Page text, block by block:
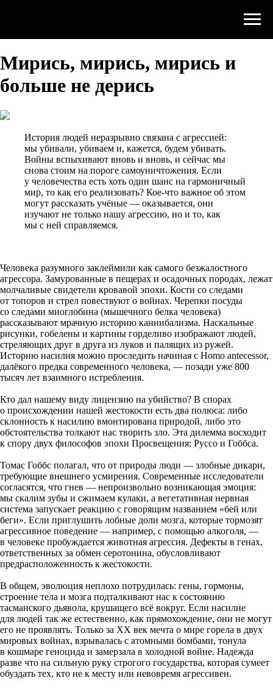
Мирись, мирись, мирись и
больше не дерись
История людей неразрывно связана с агрессией:
мы убивали, убиваем и, кажется, будем убивать.
Войны вспыхивают вновь и вновь, и сейчас мы
снова стоим на пороге самоуничтожения. Если
у человечества есть хоть один шанс на гармоничный
мир, то как его реализовать? Кое-что важное об этом
могут рассказать учёные — оказывается, они
изучают не только нашу агрессию, но и то, как
мы с ней справляемся.
Человека разумного заклеймили как самого безжалостного
агрессора. Замурованные в пещерах и осадочных породах, лежат
молчаливые свидетели кровавой эпохи. Кости со следами
от топоров и стрел повествуют о войнах. Черепки посуды
со следами миоглобина (мышечного белка человека)
рассказывают мрачную историю каннибализма. Наскальные
рисунки, гобелены и картины горделиво изображают людей,
стреляющих друг в друга из луков и палящих из ружей.
Историю насилия можно проследить начиная с Homo antecessor,
далёкого предка современного человека, — позади уже 800
тысяч лет взаимного истребления.
Кто дал нашему виду лицензию на убийство? В спорах
о происхождении нашей жестокости есть два полюса: либо
склонность к насилию вмонтирована природой, либо это
обстоятельства толкают нас творить зло. Эта дилемма восходит
к спору двух философов эпохи Просвещения: Руссо и Гоббса.
Томас Гоббс полагал, что от природы люди — злобные дикари,
требующие внешнего усмирения. Современные исследователи
согласятся, что гнев — непроизвольно возникающая эмоция:
мы скалим зубы и сжимаем кулаки, а вегетативная нервная
система запускает реакцию с говорящим названием «бей или
беги». Если приглушить лобные доли мозга, которые тормозят
агрессивное поведение — например, с помощью алкоголя, —
в человеке пробуждается животная агрессия. Дефекты в генах,
ответственных за обмен серотонина, обусловливают
предрасположенность к жестокости.
В общем, эволюция неплохо потрудилась: гены, гормоны,
строение тела и мозга подталкивают нас к состоянию
тасманского дьявола, крушащего всё вокруг. Если насилие
для людей так же естественно, как прямохождение, они не могут
его не проявлять. Только за XX век мечта о мире горела в двух
мировых войнах, взрывалась с атомными бомбами, тонула
в кошмаре геноцида и замерзала в холодной войне. Надежда
разве что на сильную руку строгого государства, которая сумеет
обуздать тех, кто не к месту или невовремя агрессивен.